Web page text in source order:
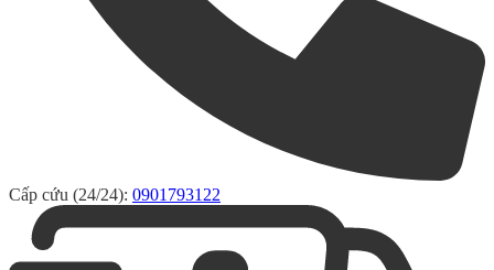
Cấp cứu (24/24): 0901793122